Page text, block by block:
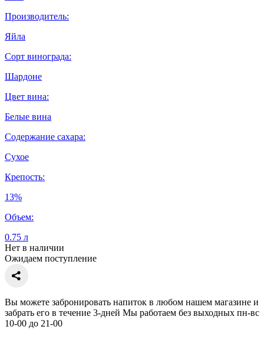
Производитель:
Яйла
Сорт винограда:
Шардоне
Цвет вина:
Белые вина
Содержание сахара:
Сухое
Крепость:
13%
Объем:
0.75 л
Нет в наличии
Ожидаем поступление
Вы можете забронировать напиток в любом нашем магазине и
забрать его в течение 3-дней Мы работаем без выходных пн-вс
10-00 до 21-00